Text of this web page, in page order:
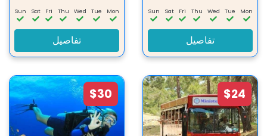
Mon
Tue
Wed
Thu
Fri
Sat
Sun
تفاصيل
Mon
Tue
Wed
Thu
Fri
Sat
Sun
تفاصيل
$24
$30